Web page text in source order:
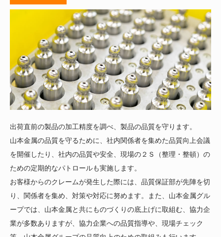
出荷直前の製品の加工精度を調べ、製品の品質を守ります。
山本金属の品質を守るために、社内関係者を集めた品質向上会議
を開催したり、社内の品質や安全、現場の２Ｓ（整理・整頓）の
ための定期的なパトロールも実施します。
お客様からのクレームが発生した際には、品質保証部が先陣を切
り、関係者を集め、対策や対応に努めます。また、山本金属グル
ープでは、山本金属と共にものづくりの底上げに取組む、協力企
業が多数ありますが、協力企業への品質指導や、現場チェック